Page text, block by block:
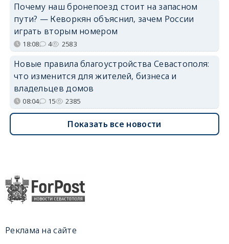
Почему наш бронепоезд стоит на запасном
пути? — Кеворкян объяснил, зачем России
играть вторым номером
18:08 4 2583
Новые правила благоустройства Севастополя:
что изменится для жителей, бизнеса и
владельцев домов
08:04 15 2385
Показать все новости
Реклама на сайте